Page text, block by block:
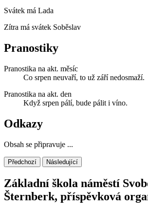
Svátek má Lada
Zítra má svátek Soběslav
Pranostiky
Pranostika na akt. měsíc
Co srpen neuvaří, to už září nedosmaží.
Pranostika na akt. den
Když srpen pálí, bude pálit i víno.
Odkazy
Obsah se připravuje ...
Předchozí Následující
Základní škola náměstí
Šternberk, příspěvková